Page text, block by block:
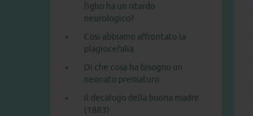
figlio ha un ritardo
neurologico?
Così abbiamo affrontato la
plagiocefalia
Di che cosa ha bisogno un
neonato prematuro
Il decalogo della buona madre
(1883)